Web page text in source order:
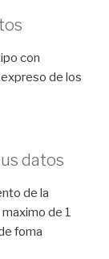
con
de los
datos
de la
de 1
foma